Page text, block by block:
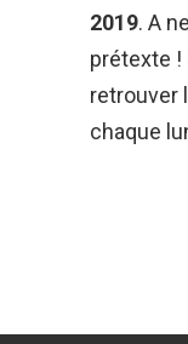
2019. A
prétexte !
retrouver
chaque